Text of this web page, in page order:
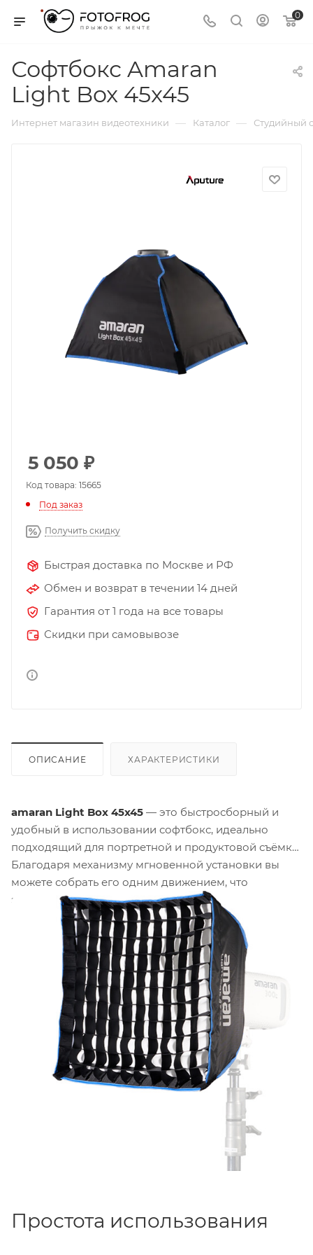
0
Софтбокс Amaran
Light Box 45x45
Интернет магазин видеотехники — Каталог — Студийный
5 050 ₽
Код товара: 15665
Под заказ
Получить скидку
Быстрая доставка по Москве и РФ
Обмен и возврат в течении 14 дней
Гарантия от 1 года на все товары
Скидки при самовывозе
ОПИСАНИЕ ХАРАКТЕРИСТИКИ
amaran Light Box 45x45 — это быстросборный и
удобный в использовании софтбокс, идеально
подходящий для портретной и продуктовой съёмки.
Благодаря механизму мгновенной установки вы
можете собрать его одним движением, что
экономит время на подготовку к съёмке.
Простота использования